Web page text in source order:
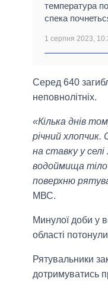
температура
спека
1 серпня 2023,
Серед 640
неповнолітніх.
«Кілька днів
річний хлопчик.
на ставку у
водоймища тіло
поверхню
МВС.
Минулої доби у
області
Рятувальники
дотримуватись